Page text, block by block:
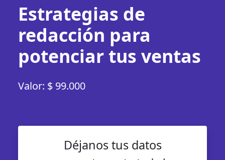
Estrategias de
redacción para
potenciar tus ventas
Valor: $ 99.000
Déjanos tus datos